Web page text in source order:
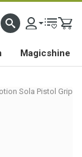
Magicshine
Sola Pistol Grip